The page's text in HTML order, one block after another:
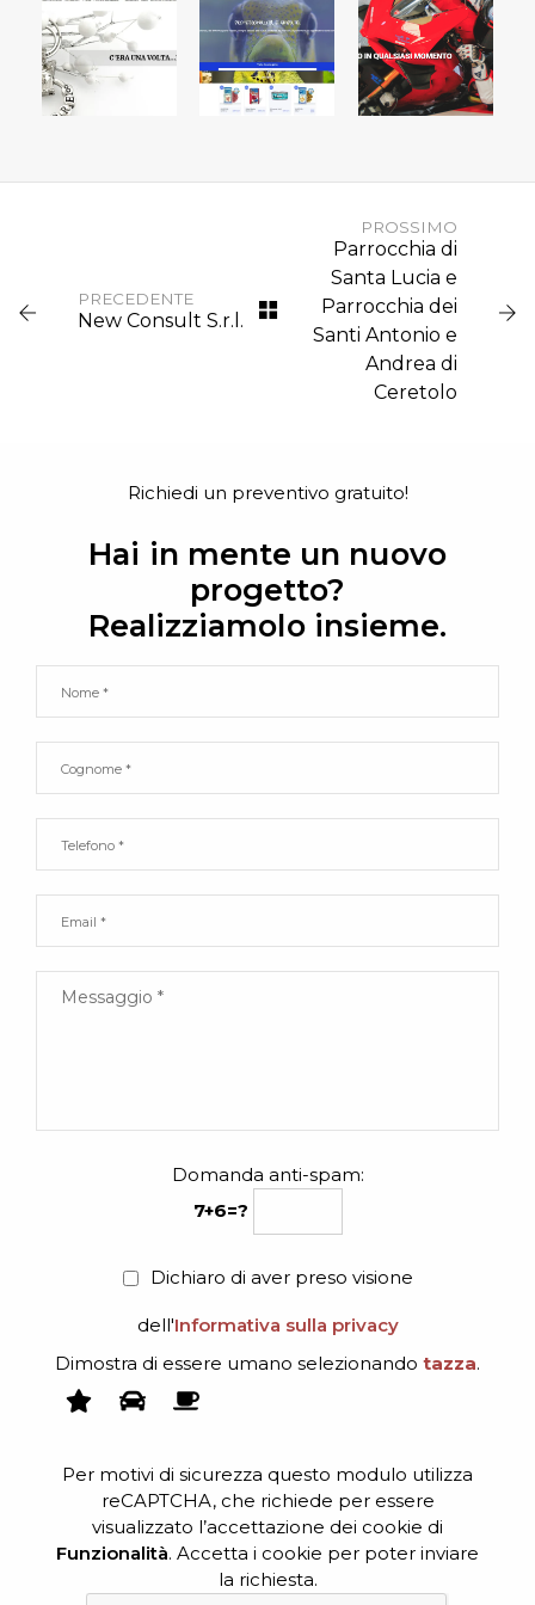
GIOIELLI
FOSSOLO
CORSA
PRECEDENTE
New Consult S.r.l.
PROSSIMO
Parrocchia di
Santa Lucia e
Parrocchia dei
Santi Antonio e
Andrea di
Ceretolo
Richiedi un preventivo gratuito!
Hai in mente un nuovo
progetto?
Realizziamolo insieme.
Domanda anti-spam:
7+6=?
Dichiaro di aver preso visione
dell'Informativa sulla privacy
Dimostra di essere umano selezionando tazza.
Per motivi di sicurezza questo modulo utilizza
reCAPTCHA, che richiede per essere
visualizzato l’accettazione dei cookie di
Funzionalità. Accetta i cookie per poter inviare
la richiesta.